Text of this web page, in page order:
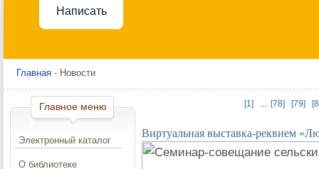
Написать
Главная - Новости
[1] .... [78] [79]
Виртуальная выставка-реквием
Главное меню
Электронный каталог
О библиотеке